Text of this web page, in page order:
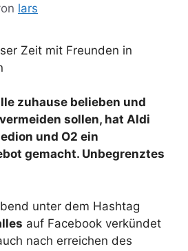
lars
Zeit mit Freunden in
zuhause belieben und
sollen, hat Aldi
und O2 ein
gemacht. Unbegrenztes
unter dem Hashtag
auf Facebook verkündet
nach erreichen des